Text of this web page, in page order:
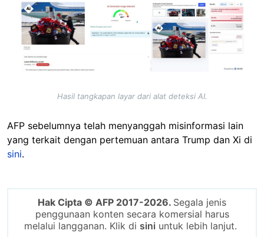
Image
Hasil tangkapan layar dari alat deteksi AI.
AFP sebelumnya telah menyanggah misinformasi lain
yang terkait dengan pertemuan antara Trump dan Xi di
sini.
Hak Cipta © AFP 2017-2026. Segala jenis
penggunaan konten secara komersial harus
melalui langganan. Klik di sini untuk lebih lanjut.